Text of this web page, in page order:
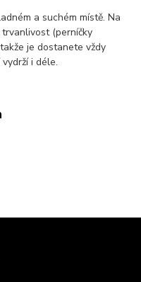
a suchém místě. Na
(perníčky
je dostanete vždy
i déle.